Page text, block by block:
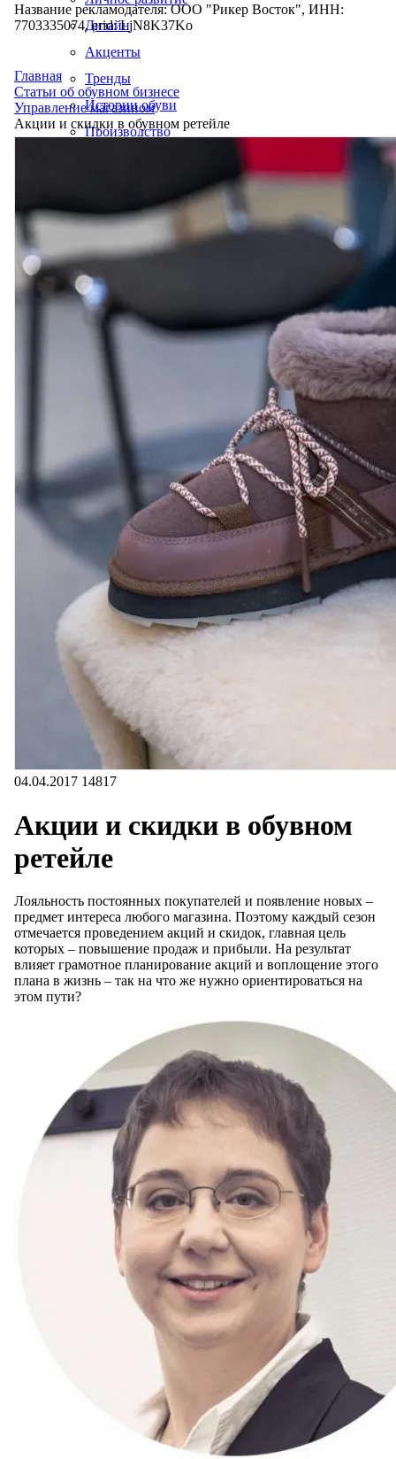
Дизайн
Акценты
Тренды
Истории обуви
Производство
Название рекламодателя: ООО "Рикер Восток", ИНН:
7703335074, erid: LjN8K37Ko
Главная
Статьи об обувном бизнесе
Управление магазином
Акции и скидки в обувном ретейле
04.04.2017 14817
Акции и скидки в обувном
ретейле
Лояльность постоянных покупателей и появление новых –
предмет интереса любого магазина. Поэтому каждый сезон
отмечается проведением акций и скидок, главная цель
которых – повышение продаж и прибыли. На результат
влияет грамотное планирование акций и воплощение этого
плана в жизнь – так на что же нужно ориентироваться на
этом пути?